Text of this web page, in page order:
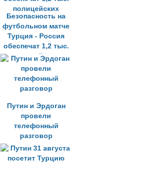
Безопасность на
футбольном матче
Турция - Россия
обеспечат 1,2 тыс.
полицейских
Путин и Эрдоган
провели
телефонный
разговор